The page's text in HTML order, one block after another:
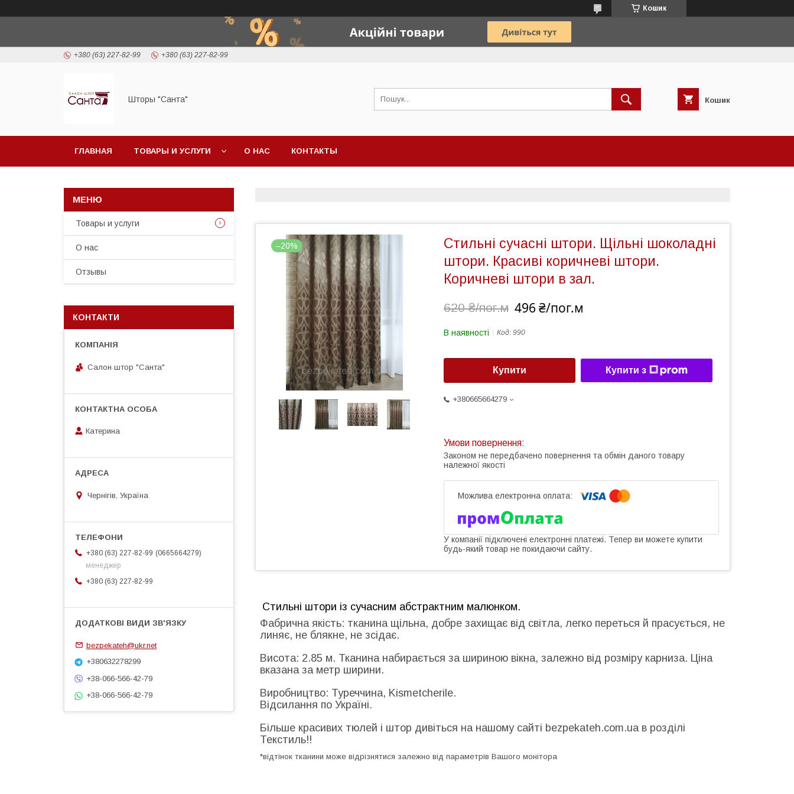
Кошик
+380 (63) 227-82-99 +380 (63) 227-82-99
Шторы "Санта" Кошик
ГЛАВНАЯ ТОВАРЫ И УСЛУГИ О НАС КОНТАКТЫ
–20%
Стильні сучасні штори. Щільні шоколадні
штори. Красиві коричневі штори.
Коричневі штори в зал.
620 ₴/пог.м 496 ₴/пог.м
В наявності Код: 990
Купити Купити з
+380665664279
Законом не передбачено повернення та обмін даного товару
належної якості
У компанії підключені електронні платежі. Тепер ви можете купити
будь-який товар не покидаючи сайту.
Стильні штори із сучасним абстрактним малюнком.
Фабрична якість: тканина щільна, добре захищає від світла, легко переться й прасується, не
линяє, не блякне, не зсідає.
Висота: 2.85 м. Тканина набирається за шириною вікна, залежно від розміру карниза. Ціна
вказана за метр ширини.
Виробництво: Туреччина, Kismetcherile.
Відсилання по Україні.
Більше красивих тюлей і штор дивіться на нашому сайті bezpekateh.com.ua в розділі
Текстиль!!
*відтінок тканини може відрізнятися залежно від параметрів Вашого монітора
Товары и услуги
О нас
Отзывы
КОНТАКТИ
Салон штор "Санта"
Катерина
Чернігів, Україна
+380 (63) 227-82-99
0665664279
менеджер
+380 (63) 227-82-99
bezpekateh@ukr.net
+380632278299
+38-066-566-42-79
+38-066-566-42-79